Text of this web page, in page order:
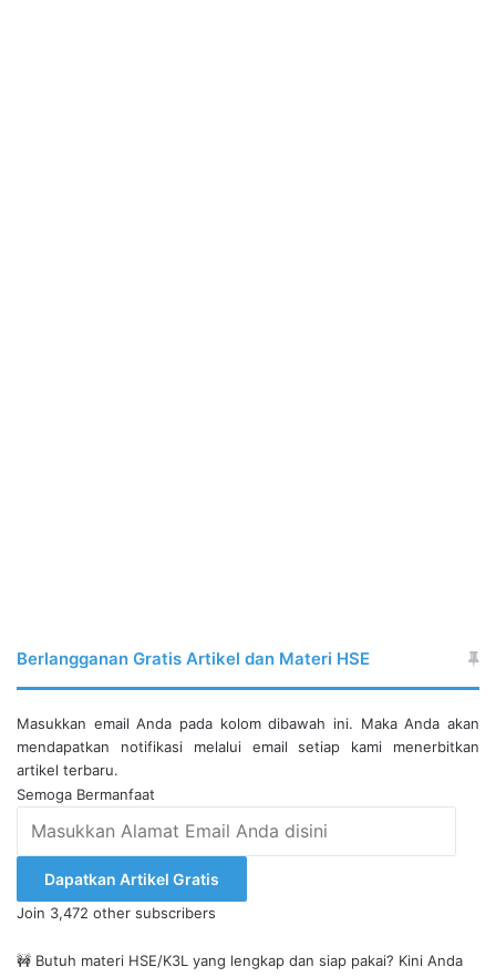
Berlangganan Gratis Artikel dan Materi HSE
Masukkan email Anda pada kolom dibawah ini. Maka Anda akan
mendapatkan notifikasi melalui email setiap kami menerbitkan
artikel terbaru.
Semoga Bermanfaat
Alamat
Anda
disini
Dapatkan Artikel Gratis
Join 3,472 other subscribers
🚧 Butuh materi HSE/K3L yang lengkap dan siap pakai? Kini Anda